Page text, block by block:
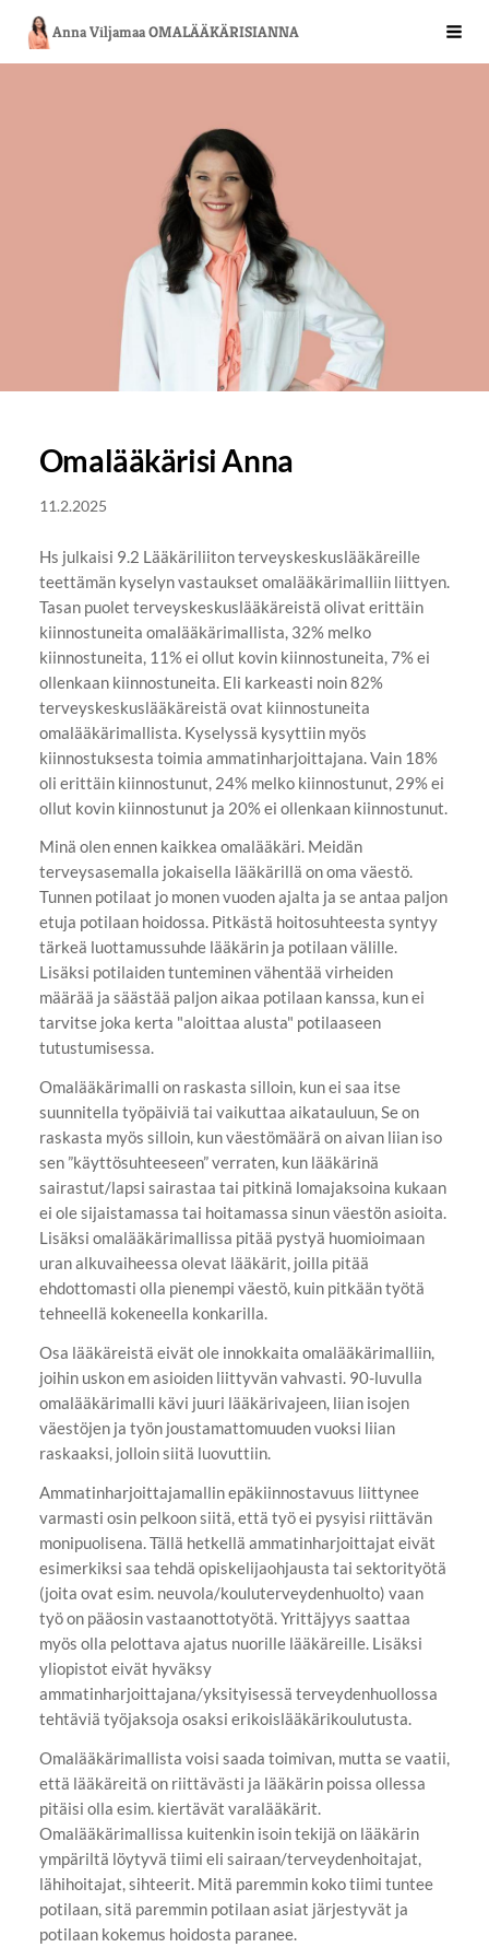
Siirry
sivun
Anna Viljamaa OMALÄÄKÄRISIANNA
Omalääkärisi Anna
11.2.2025
Hs julkaisi 9.2 Lääkäriliiton terveyskeskuslääkäreille
teettämän kyselyn vastaukset omalääkärimalliin liittyen.
Tasan puolet terveyskeskuslääkäreistä olivat erittäin
kiinnostuneita omalääkärimallista, 32% melko
kiinnostuneita, 11% ei ollut kovin kiinnostuneita, 7% ei
ollenkaan kiinnostuneita. Eli karkeasti noin 82%
terveyskeskuslääkäreistä ovat kiinnostuneita
omalääkärimallista. Kyselyssä kysyttiin myös
kiinnostuksesta toimia ammatinharjoittajana. Vain 18%
oli erittäin kiinnostunut, 24% melko kiinnostunut, 29% ei
ollut kovin kiinnostunut ja 20% ei ollenkaan kiinnostunut.
Minä olen ennen kaikkea omalääkäri. Meidän
terveysasemalla jokaisella lääkärillä on oma väestö.
Tunnen potilaat jo monen vuoden ajalta ja se antaa paljon
etuja potilaan hoidossa. Pitkästä hoitosuhteesta syntyy
tärkeä luottamussuhde lääkärin ja potilaan välille.
Lisäksi potilaiden tunteminen vähentää virheiden
määrää ja säästää paljon aikaa potilaan kanssa, kun ei
tarvitse joka kerta "aloittaa alusta" potilaaseen
tutustumisessa.
Omalääkärimalli on raskasta silloin, kun ei saa itse
suunnitella työpäiviä tai vaikuttaa aikatauluun, Se on
raskasta myös silloin, kun väestömäärä on aivan liian iso
sen ”käyttösuhteeseen” verraten, kun lääkärinä
sairastut/lapsi sairastaa tai pitkinä lomajaksoina kukaan
ei ole sijaistamassa tai hoitamassa sinun väestön asioita.
Lisäksi omalääkärimallissa pitää pystyä huomioimaan
uran alkuvaiheessa olevat lääkärit, joilla pitää
ehdottomasti olla pienempi väestö, kuin pitkään työtä
tehneellä kokeneella konkarilla.
Osa lääkäreistä eivät ole innokkaita omalääkärimalliin,
joihin uskon em asioiden liittyvän vahvasti. 90-luvulla
omalääkärimalli kävi juuri lääkärivajeen, liian isojen
väestöjen ja työn joustamattomuuden vuoksi liian
raskaaksi, jolloin siitä luovuttiin.
Ammatinharjoittajamallin epäkiinnostavuus liittynee
varmasti osin pelkoon siitä, että työ ei pysyisi riittävän
monipuolisena. Tällä hetkellä ammatinharjoittajat eivät
esimerkiksi saa tehdä opiskelijaohjausta tai sektorityötä
(joita ovat esim. neuvola/kouluterveydenhuolto) vaan
työ on pääosin vastaanottotyötä. Yrittäjyys saattaa
myös olla pelottava ajatus nuorille lääkäreille. Lisäksi
yliopistot eivät hyväksy
ammatinharjoittajana/yksityisessä terveydenhuollossa
tehtäviä työjaksoja osaksi erikoislääkärikoulutusta.
Omalääkärimallista voisi saada toimivan, mutta se vaatii,
että lääkäreitä on riittävästi ja lääkärin poissa ollessa
pitäisi olla esim. kiertävät varalääkärit.
Omalääkärimallissa kuitenkin isoin tekijä on lääkärin
ympäriltä löytyvä tiimi eli sairaan/terveydenhoitajat,
lähihoitajat, sihteerit. Mitä paremmin koko tiimi tuntee
potilaan, sitä paremmin potilaan asiat järjestyvät ja
potilaan kokemus hoidosta paranee.